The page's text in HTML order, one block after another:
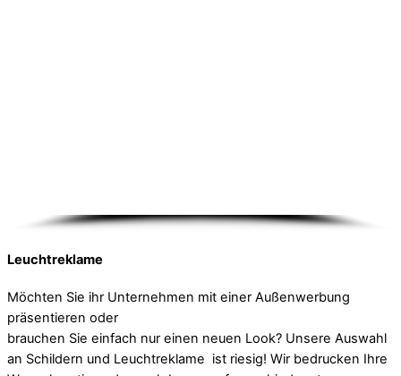
Leuchtreklame
Möchten Sie ihr Unternehmen mit einer Außenwerbung
präsentieren oder
brauchen Sie einfach nur einen neuen Look? Unsere Auswahl
an Schildern und Leuchtreklame ist riesig! Wir bedrucken Ihre